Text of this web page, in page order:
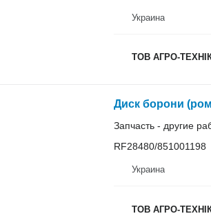
Украина
ТОВ АГРО-
Диск борони
Запчасть - другие
RF28480/851001198
Украина
ТОВ АГРО-